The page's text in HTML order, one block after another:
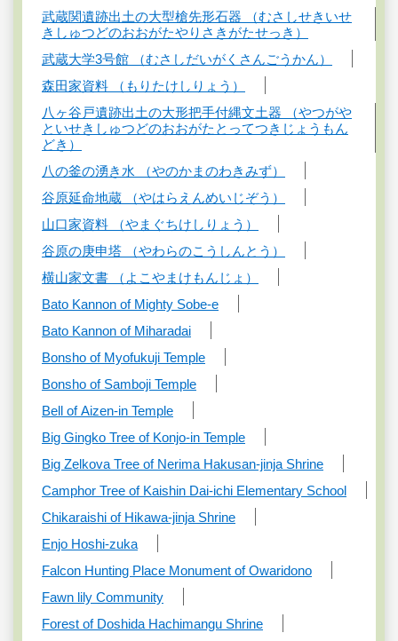
武蔵関遺跡出土の大型槍先形石器 （むさしせきいせ
きしゅつどのおおがたやりさきがたせっき）
武蔵大学3号館 （むさしだいがくさんごうかん）
森田家資料 （もりたけしりょう）
八ヶ谷戸遺跡出土の大形把手付縄文土器 （やつがや
といせきしゅつどのおおがたとってつきじょうもん
どき）
八の釜の湧き水 （やのかまのわきみず）
谷原延命地蔵 （やはらえんめいじぞう）
山口家資料 （やまぐちけしりょう）
谷原の庚申塔 （やわらのこうしんとう）
横山家文書 （よこやまけもんじょ）
Bato Kannon of Mighty Sobe-e
Bato Kannon of Miharadai
Bonsho of Myofukuji Temple
Bonsho of Samboji Temple
Bell of Aizen-in Temple
Big Gingko Tree of Konjo-in Temple
Big Zelkova Tree of Nerima Hakusan-jinja Shrine
Camphor Tree of Kaishin Dai-ichi Elementary School
Chikaraishi of Hikawa-jinja Shrine
Enjo Hoshi-zuka
Falcon Hunting Place Monument of Owaridono
Fawn lily Community
Forest of Doshida Hachimangu Shrine